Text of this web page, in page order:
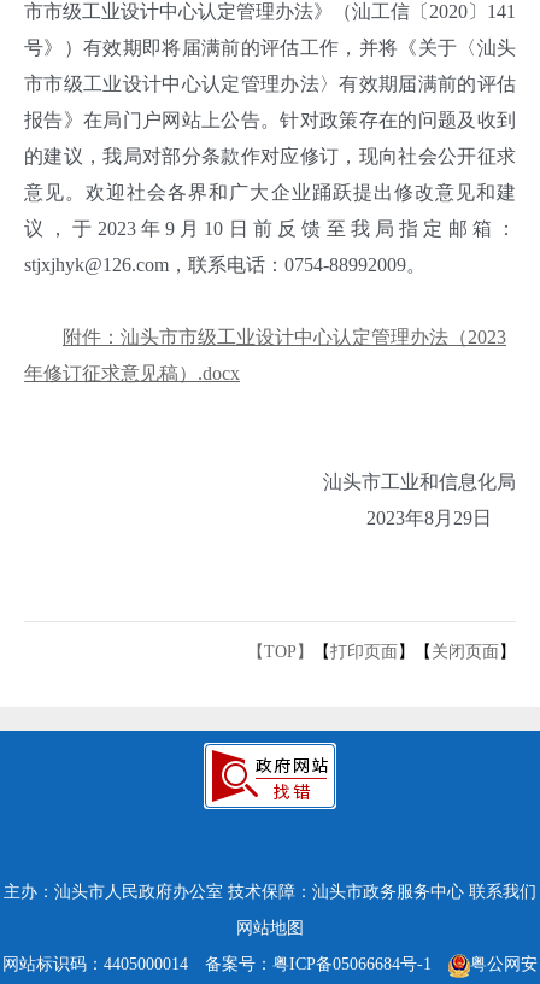
市市级工业设计中心认定管理办法》（汕工信〔2020〕141
号》）有效期即将届满前的评估工作，并将《关于〈汕头
市市级工业设计中心认定管理办法〉有效期届满前的评估
报告》在局门户网站上公告。针对政策存在的问题及收到
的建议，我局对部分条款作对应修订，现向社会公开征求
意见。欢迎社会各界和广大企业踊跃提出修改意见和建
议，于2023年9月10日前反馈至我局指定邮箱：
stjxjhyk@126.com，联系电话：0754-88992009。
附件：汕头市市级工业设计中心认定管理办法（2023
年修订征求意见稿）.docx
汕头市工业和信息化局
2023年8月29日
【TOP】 【打印页面 】【 关闭页面 】
主办：汕头市人民政府办公室 技术保障：汕头市政务服务中心 联系我们
网站地图
网站标识码：4405000014
备案号：粤ICP备05066684号-1 粤公网安